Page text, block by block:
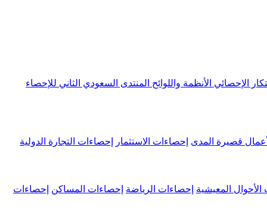
الإحصائي الأنظمة واللوائح المنتدى السعودي الثاني للإحصاء
قصيرة المدى إحصاءات الاستثمار إحصاءات التجارة الدولية
الأحوال المعيشية إحصاءات الرياضة إحصاءات المساكن إحصاءات